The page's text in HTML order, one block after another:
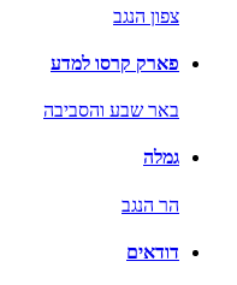
צפון הנגב
פארק קרסו למדע
באר שבע והסביבה
גמלה
הר הנגב
דודאים